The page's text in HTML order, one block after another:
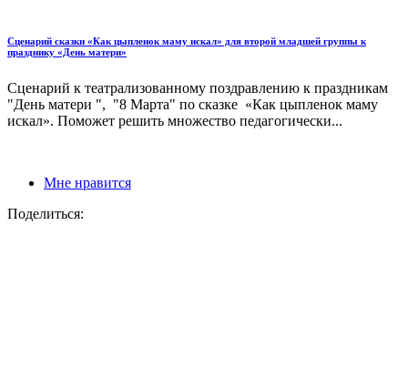
Сценарий сказки «Как цыпленок маму искал» для второй младшей группы к
празднику «День матери»
Сценарий к театрализованному поздравлению к праздникам
"День матери ", "8 Марта" по сказке «Как цыпленок маму
искал». Поможет решить множество педагогически...
Мне нравится
Поделиться: